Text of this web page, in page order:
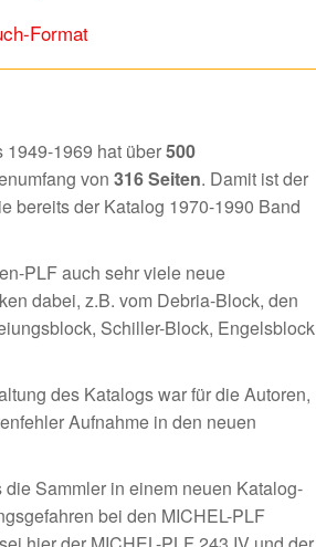
Format
1949-1969 hat über500
von 316 Seiten. Damit ist der
bereits der Katalog 1970-1990 Band
PLF auch sehr viele neue
dabei, z.B. vom Debria-Block, den
Schiller-Block, Engelsblock
des Katalogs war für die Autoren,
Aufnahme in den neuen
Sammler in einem neuen Katalog-
bei den MICHEL-PLF